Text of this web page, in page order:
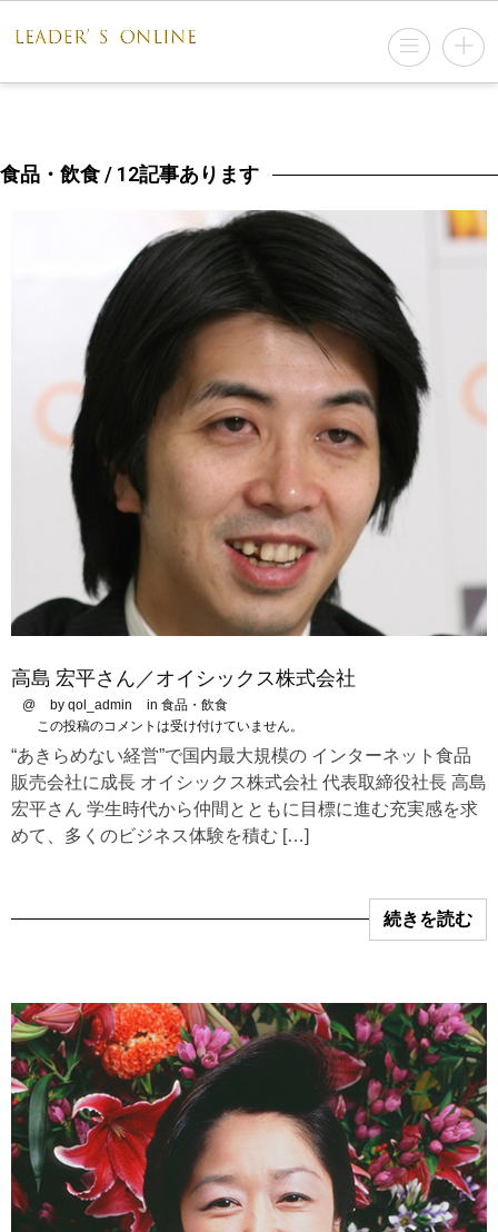
食品・飲食 / 12記事あります
高島 宏平さん／オイシックス株式会社
@ by qol_admin in 食品・飲食
この投稿のコメントは受け付けていません。
“あきらめない経営”で国内最大規模の インターネット食品
販売会社に成長 オイシックス株式会社 代表取締役社長 高島
宏平さん 学生時代から仲間とともに目標に進む充実感を求
めて、多くのビジネス体験を積む […]
続きを読む